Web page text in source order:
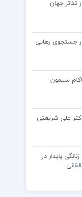
تئاتر جهان
جستجوی رهایی
سیمون
علی شریعتی
پایدار در